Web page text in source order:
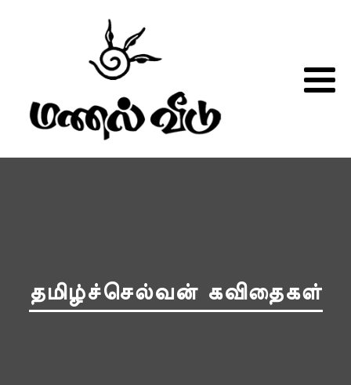
தமிழ்ச்செல்வன் கவிதைகள்